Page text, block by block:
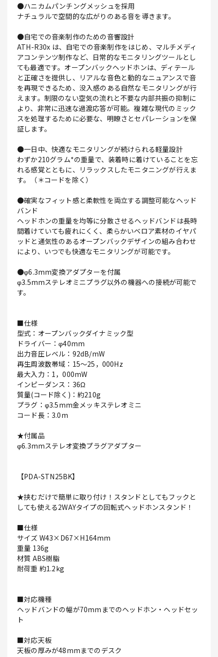
●ハニカムパンチングメッシュを採用
ナチュラルで空間的な広がりのある音を導きます。
●自宅での音楽制作のための音響設計
ATH-R30x は、自宅での音楽制作をはじめ、マルチメディ
アコンテンツ制作など、日常的なモニタリングツールとし
ても最適です。オープンバックヘッドホンは、ディテール
と正確さを提供し、リアルな音色と動的なニュアンスで音
を再現できるため、没入感のある自然なモニタリングが行
えます。制限のない空気の流れと不要な内部共振の抑制に
より、非常に迅速な過渡応答が可能。複雑な現代のミック
スを処理するために必要な、明瞭さとセパレーションを保
証します。
●一日中、快適なモニタリングが続けられる軽量設計
わずか210グラム*の重量で、装着時に着けていることを忘
れる感覚とともに、リラックスしたモニタニングが行えま
す。（＊コードを除く）
●確実なフィット感と柔軟性を両立する調整可能なヘッド
バンド
ヘッドホンの重量を均等に分散させるヘッドバンドは長時
間着けていても疲れにくく、柔らかいベロア素材のイヤパ
ッドと通気性のあるオープンバックデザインの組み合わせ
により、いつでも快適なモニタリングが可能です。
●φ6.3mm変換アダプターを付属
φ3.5mmステレオミニプラグ以外の機器への接続が可能で
す。
■仕様
型式：オープンバックダイナミック型
ドライバー：φ40mm
出力音圧レベル：92dB/mW
再生周波数帯域：15～25，000Hz
最大入力：1，000mW
インピーダンス：36Ω
質量(コード除く)：約210g
プラグ：φ3.5mm金メッキステレオミニ
コード長：3.0m
★付属品
φ6.3mmステレオ変換プラグアダプター
【PDA-STN25BK】
★挟むだけで簡単に取り付け！スタンドとしてもフックと
しても使える2WAYタイプの回転式ヘッドホンスタンド！
■仕様
サイズ W43×D67×H164mm
重量 136g
材質 ABS樹脂
耐荷重 約1.2kg
■対応機種
ヘッドバンドの幅が70mmまでのヘッドホン・ヘッドセッ
ト
■対応天板
天板の厚みが48mmまでのデスク